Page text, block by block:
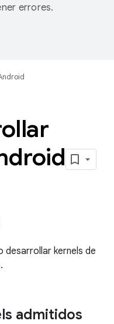
errores.
desarrollar kernels de
admitidos